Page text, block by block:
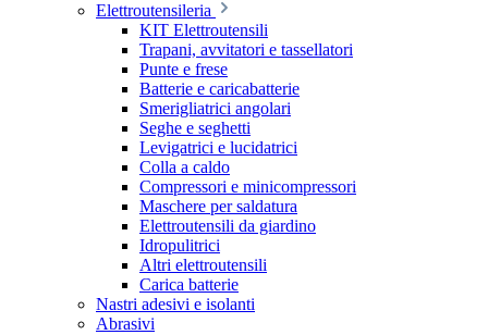
Elettroutensileria
KIT Elettroutensili
Trapani, avvitatori e tassellatori
Punte e frese
Batterie e caricabatterie
Smerigliatrici angolari
Seghe e seghetti
Levigatrici e lucidatrici
Colla a caldo
Compressori e minicompressori
Maschere per saldatura
Elettroutensili da giardino
Idropulitrici
Altri elettroutensili
Carica batterie
Nastri adesivi e isolanti
Abrasivi